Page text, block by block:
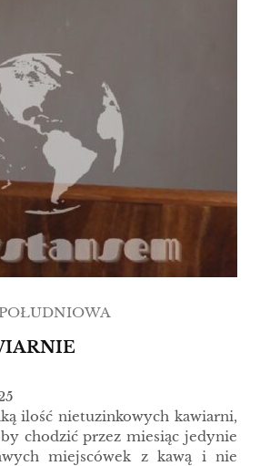
ilość nietuzinkowych kawiarni,
chodzić przez miesiąc jedynie
miejscówek z kawą i nie